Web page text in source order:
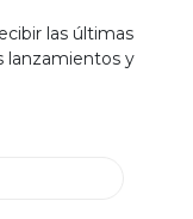
las últimas
lanzamientos y